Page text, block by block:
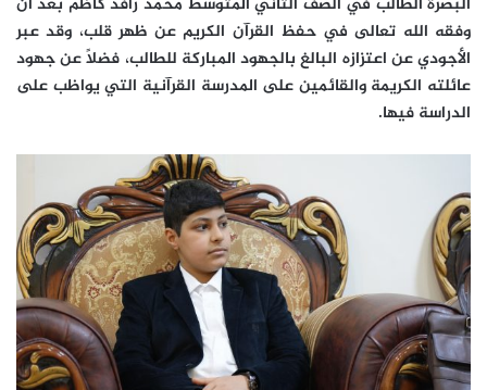
وفقه الله تعالى في حفظ القرآن الكريم عن ظهر قلب، وقد عبر
الأجودي عن اعتزازه البالغ بالجهود المباركة للطالب، فضلاً عن جهود
عائلته الكريمة والقائمين على المدرسة القرآنية التي يواظب على
الدراسة فيها.